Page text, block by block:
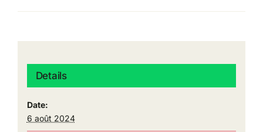
Details
Date:
6 août 2024